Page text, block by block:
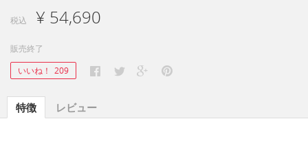
税込 ¥ 54,690
販売終了
いいね！ 209
特徴 レビュー